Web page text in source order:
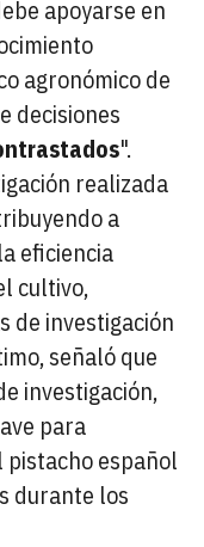
apoyarse en
agronómico de
decisiones
".
realizada
a
eficiencia
cultivo,
de investigación
señaló que
investigación,
para
español
durante los